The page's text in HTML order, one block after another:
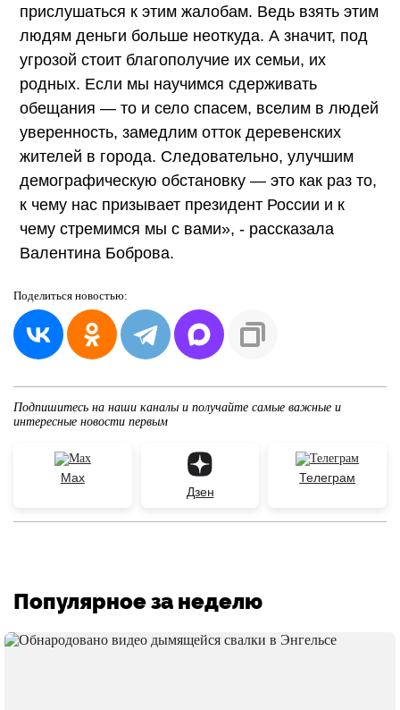
прислушаться к этим жалобам. Ведь взять этим
людям деньги больше неоткуда. А значит, под
угрозой стоит благополучие их семьи, их
родных. Если мы научимся сдерживать
обещания — то и село спасем, вселим в людей
уверенность, замедлим отток деревенских
жителей в города. Следовательно, улучшим
демографическую обстановку — это как раз то,
к чему нас призывает президент России и к
чему стремимся мы с вами», - рассказала
Валентина Боброва.
Поделиться новостью:
Подпишитесь на наши каналы и получайте самые важные и
интересные новости первым
Max
Дзен
Телеграм
Популярное за неделю